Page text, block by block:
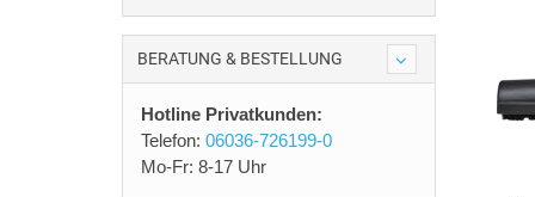
BERATUNG & BESTELLUNG
Hotline Privatkunden:
Telefon: 06036-726199-0
Mo-Fr: 8-17 Uhr